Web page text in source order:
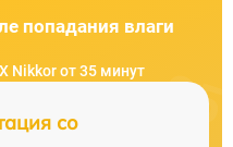
попадания влаги
Nikkor от 35 минут
со